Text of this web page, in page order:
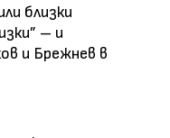
близки
– и
и Брежнев в